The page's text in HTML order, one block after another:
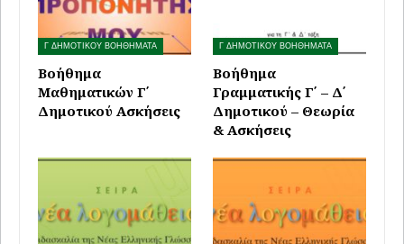
Γ ΔΗΜΟΤΙΚΟΥ ΒΟΗΘΗΜΑΤΑ
Βοήθημα
Μαθηματικών Γ΄
Δημοτικού Ασκήσεις
Γ ΔΗΜΟΤΙΚΟΥ ΒΟΗΘΗΜΑΤΑ
Βοήθημα
Γραμματικής Γ΄ – Δ΄
Δημοτικού – Θεωρία
& Ασκήσεις